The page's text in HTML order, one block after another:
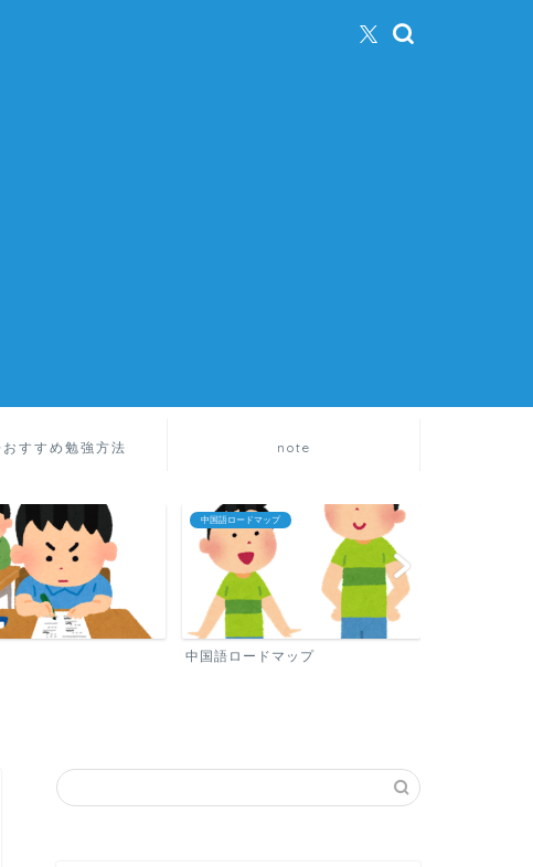
すすめ勉強方法 note
ードマップ
ードマップ
プロフィール
プロフィール